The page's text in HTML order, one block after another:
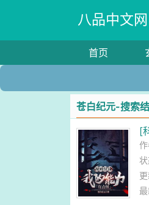
八品中文网
首页
苍白纪元-搜索
[